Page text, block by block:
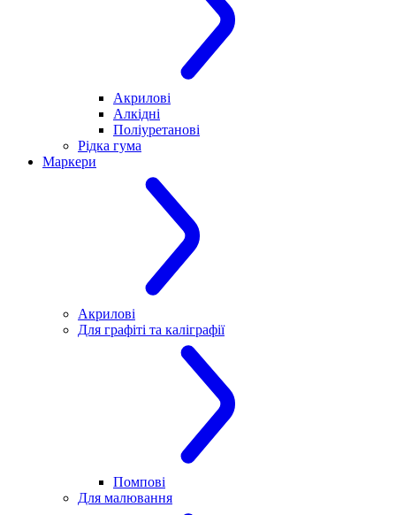
Акрилові
Алкідні
Поліуретанові
Рідка гума
Маркери
Акрилові
Для графіті та каліграфії
Помпові
Для малювання